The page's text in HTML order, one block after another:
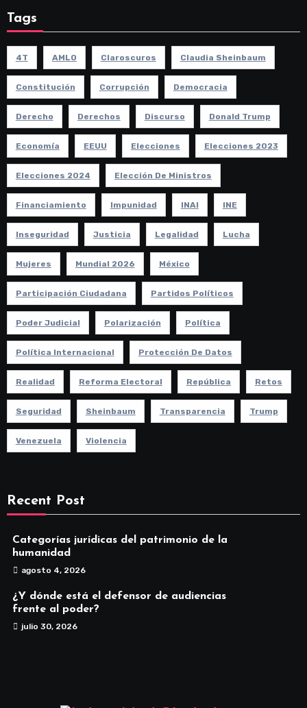
Tags
4T AMLO Claroscuros Claudia Sheinbaum
Constitución Corrupción Democracia
Derecho Derechos Discurso Donald Trump
Economía EEUU Elecciones Elecciones 2023
Elecciones 2024 Elección De Ministros
Financiamiento Impunidad INAI INE
Inseguridad Justicia Legalidad Lucha
Mujeres Mundial 2026 México
Participación Ciudadana Partidos Políticos
Poder Judicial Polarización Política
Política Internacional Protección De Datos
Realidad Reforma Electoral República Retos
Seguridad Sheinbaum Transparencia Trump
Venezuela Violencia
Recent Post
Categorías jurídicas del patrimonio de la
humanidad
agosto 4, 2026
¿Y dónde está el defensor de audiencias
frente al poder?
julio 30, 2026